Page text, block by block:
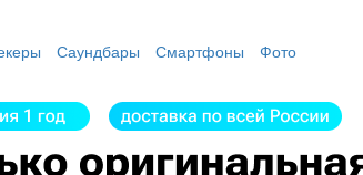
Саундбары Смартфоны Фото